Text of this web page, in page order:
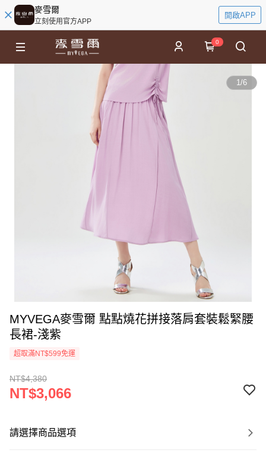
麥雪爾
立刻使用官方APP
開啟APP
0
1/6
MYVEGA麥雪爾 點點燒花拼接落肩套裝鬆緊腰
長裙-淺紫
超取滿NT$599免運
NT$4,380
NT$3,066
請選擇商品選項